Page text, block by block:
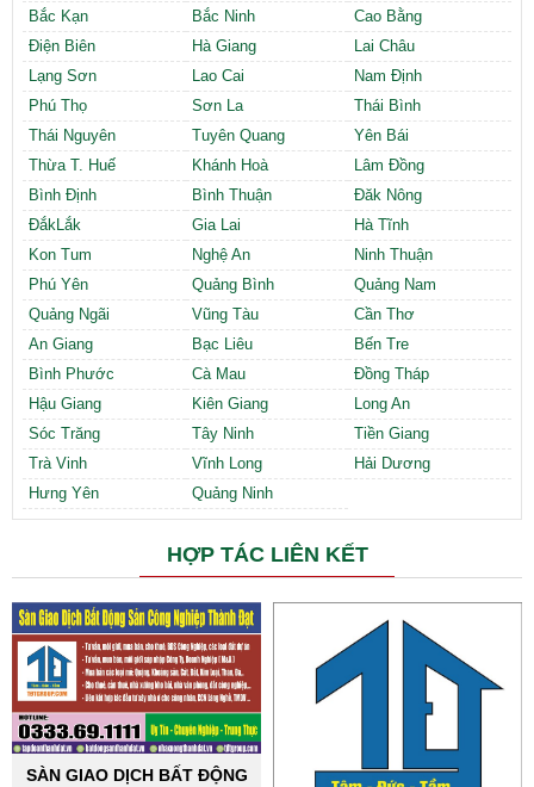
Bắc Kạn
Bắc Ninh
Cao Bằng
Điện Biên
Hà Giang
Lai Châu
Lạng Sơn
Lao Cai
Nam Định
Phú Thọ
Sơn La
Thái Bình
Thái Nguyên
Tuyên Quang
Yên Bái
Thừa T. Huế
Khánh Hoà
Lâm Đồng
Bình Định
Bình Thuận
Đăk Nông
ĐắkLắk
Gia Lai
Hà Tĩnh
Kon Tum
Nghệ An
Ninh Thuận
Phú Yên
Quảng Bình
Quảng Nam
Quảng Ngãi
Vũng Tàu
Cần Thơ
An Giang
Bạc Liêu
Bến Tre
Bình Phước
Cà Mau
Đồng Tháp
Hậu Giang
Kiên Giang
Long An
Sóc Trăng
Tây Ninh
Tiền Giang
Trà Vinh
Vĩnh Long
Hải Dương
Hưng Yên
Quảng Ninh
HỢP TÁC LIÊN KẾT
SÀN GIAO DỊCH BẤT ĐỘNG